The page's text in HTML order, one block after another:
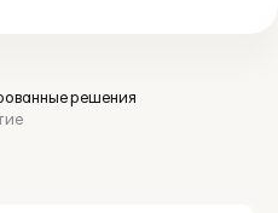
решения